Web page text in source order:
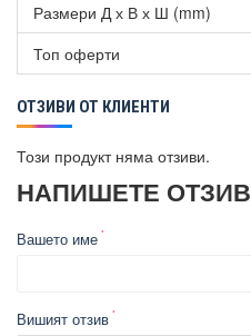
Размери Д х В х Ш (mm)
Топ оферти
ОТЗИВИ ОТ КЛИЕНТИ
Този продукт няма отзиви.
НАПИШЕТЕ ОТЗИВ
Вашето име
Вишият отзив